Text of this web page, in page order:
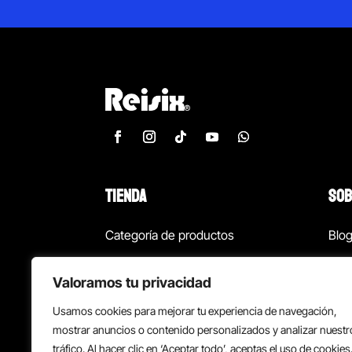
Valoramos tu privacidad
Usamos cookies para mejorar tu experiencia de navegación,
mostrar anuncios o contenido personalizados y analizar
tráfico. Al hacer clic en ‘Aceptar todo’, aceptas el uso de cookies.
TIENDA
Categoría de productos
¡Las mejores ofertas!
Back to school
Blog